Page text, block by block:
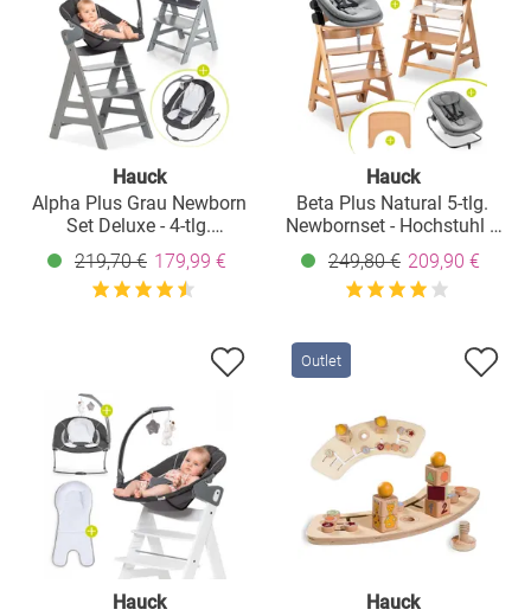
Hauck
Alpha Plus Grau Newborn
Set Deluxe - 4-tlg.
Hochstuhl + 2in1
Neugeboreneneinsatz
(verstellbar) + Sitzpolster
219,70 € 179,99 €
Hauck
Beta Plus Natural 5-tlg.
Newbornset - Hochstuhl +
2in1 Babyaufsatz & Wippe,
Essbrett, Sitzkissen - Dark
Grey Melange
249,80 € 209,90 €
Hauck
Outlet
Hauck